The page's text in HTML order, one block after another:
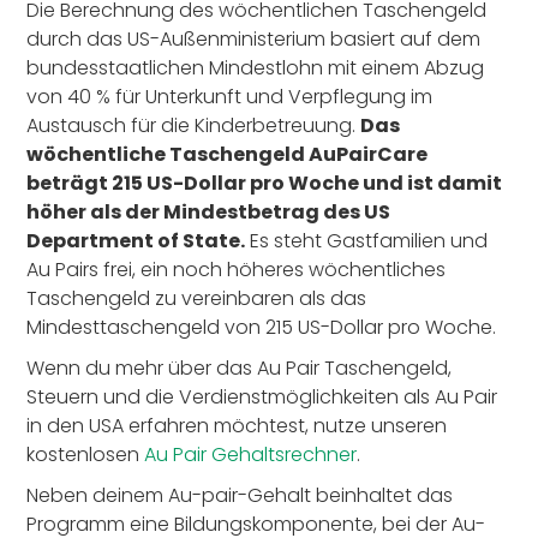
Die Berechnung des wöchentlichen Taschengeld
durch das US-Außenministerium basiert auf dem
bundesstaatlichen Mindestlohn mit einem Abzug
von 40 % für Unterkunft und Verpflegung im
Austausch für die Kinderbetreuung. Das
wöchentliche Taschengeld AuPairCare
beträgt 215 US-Dollar pro Woche und ist damit
höher als der Mindestbetrag des US
Department of State.Es steht Gastfamilien und
Au Pairs frei, ein noch höheres wöchentliches
Taschengeld zu vereinbaren als das
Mindesttaschengeld von 215 US-Dollar pro Woche.
Wenn du mehr über das Au Pair Taschengeld,
Steuern und die Verdienstmöglichkeiten als Au Pair
in den USA erfahren möchtest, nutze unseren
kostenlosenAu Pair Gehaltsrechner.
Neben deinem Au-pair-Gehalt beinhaltet das
Programm eine Bildungskomponente, bei der Au-